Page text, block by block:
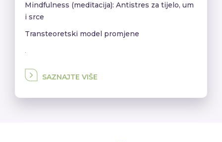
Mindfulness (meditacija): Antistres za tijelo, um
i srce
Transteoretski model promjene
SAZNAJTE VIŠE